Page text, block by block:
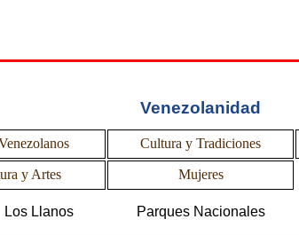
Venezolanidad
▼ ▼
Cultura y Tradiciones
▼ y Artes ▼
Mujeres
Los Llanos Parques Nacionales